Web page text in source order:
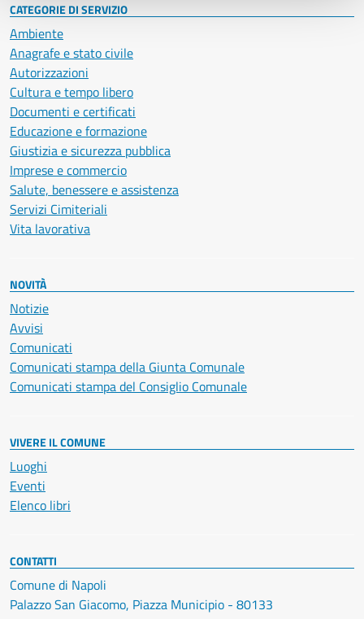
CATEGORIE DI SERVIZIO
Ambiente
Anagrafe e stato civile
Autorizzazioni
Cultura e tempo libero
Documenti e certificati
Educazione e formazione
Giustizia e sicurezza pubblica
Imprese e commercio
Salute, benessere e assistenza
Servizi Cimiteriali
Vita lavorativa
NOVITÀ
Notizie
Avvisi
Comunicati
Comunicati stampa della Giunta Comunale
Comunicati stampa del Consiglio Comunale
VIVERE IL COMUNE
Luoghi
Eventi
Elenco libri
CONTATTI
Comune di Napoli
Palazzo San Giacomo, Piazza Municipio - 80133